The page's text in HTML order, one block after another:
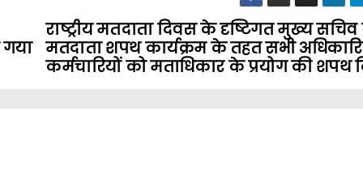
राष्ट्रीय मतदाता दिवस के दृष्टिगत मुख्य
मतदाता शपथ कार्यक्रम के तहत सभी
कर्मचारियों को मताधिकार के प्रयोग की शपथ
गया